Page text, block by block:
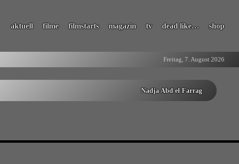
aktuell filme filmstarts magazin tv dead like… shop
Freitag, 7. August 2026
Nadja Abd el Farrag